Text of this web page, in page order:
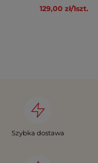
129,00 zł/1szt.
Szybka dostawa